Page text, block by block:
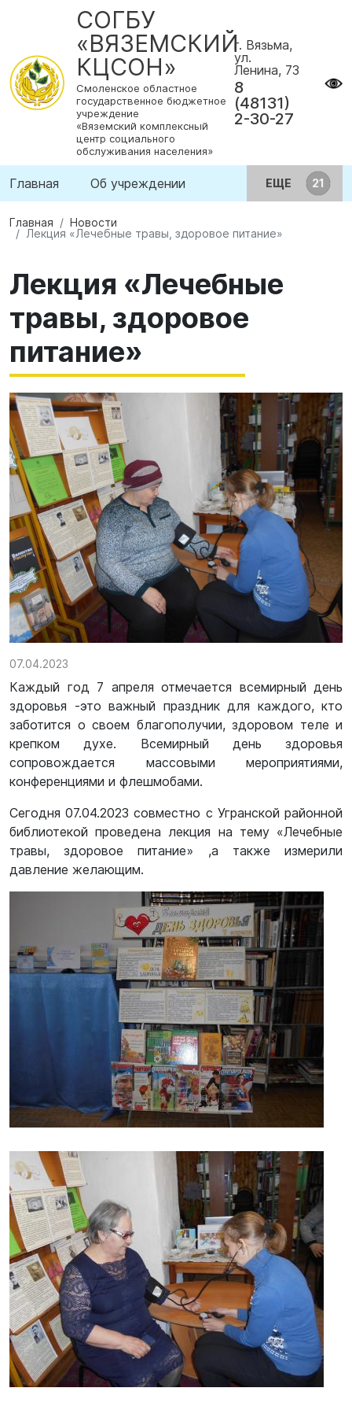
СОГБУ
«ВЯЗЕМСКИЙ
КЦСОН»
Смоленское областное
государственное бюджетное
учреждение
«Вяземский комплексный
центр социального
обслуживания населения»
г. Вязьма,
ул.
Ленина, 73
8
(48131)
2-30-27
Главная Об учреждении ЕЩЕ
Главная
Новости
Лекция «Лечебные травы, здоровое питание»
Лекция «Лечебные
травы, здоровое
питание»
07.04.2023
Каждый год 7 апреля отмечается всемирный день
здоровья -это важный праздник для каждого, кто
заботится о своем благополучии, здоровом теле и
крепком духе. Всемирный день здоровья
сопровождается массовыми мероприятиями,
конференциями и флешмобами.
Сегодня 07.04.2023 совместно с Угранской районной
библиотекой проведена лекция на тему «Лечебные
травы, здоровое питание» ,а также измерили
давление желающим.